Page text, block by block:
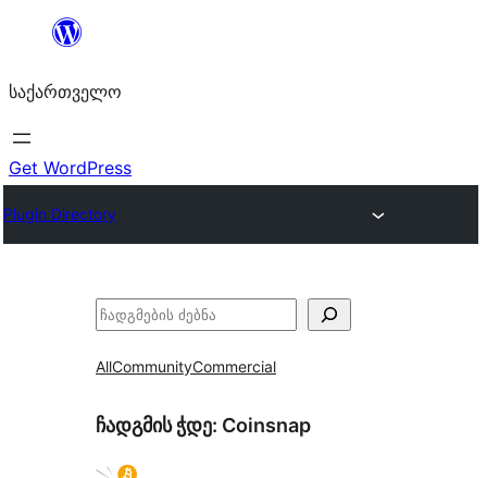
შიგთავსზე
საქართველო
Get WordPress
Plugin Directory
ძებნა
AllCommunityCommercial
ჩადგმის ჭდე: Coinsnap